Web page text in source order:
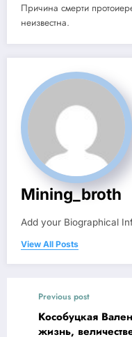
Причина смерти
неизвестна.
Mining_broth
Add your Biographical
View All Posts
Previous post
Кособуцкая
жизнь,